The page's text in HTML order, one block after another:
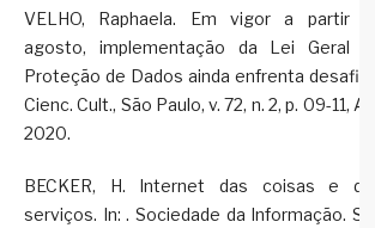
VELHO, Raphaela. Em vigor a partir de
agosto, implementação da Lei Geral de
Proteção de Dados ainda enfrenta desafios.
Cienc. Cult., São Paulo, v. 72, n. 2, p. 09-11, Apr.
2020.
BECKER, H. Internet das coisas e dos
serviços. In: . Sociedade da Informação. São